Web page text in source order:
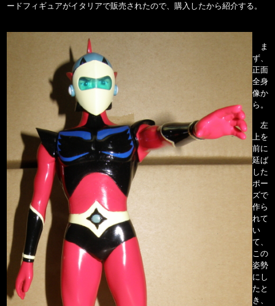
ードフィギュアがイタリアで販売されたので、購入したから紹介する。
ま
ず、
正面
全身
像か
ら。
左
上を
前に
延ば
した
ポー
ズで
作ら
れて
い
て、
この
姿勢
にし
たと
き、